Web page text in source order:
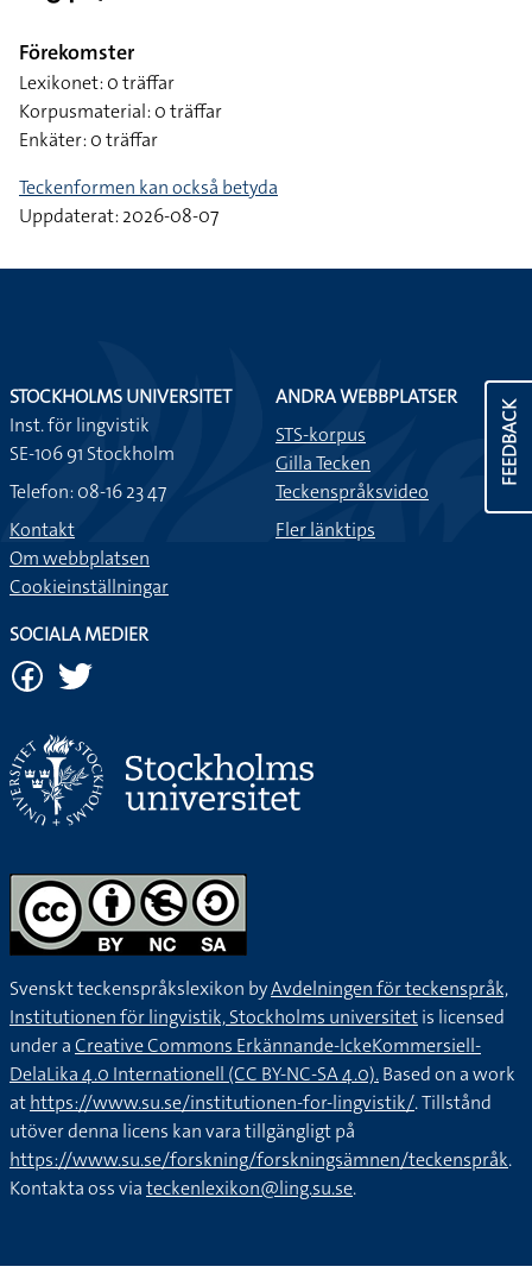
Förekomster
Lexikonet: 0 träffar
Korpusmaterial: 0 träffar
Enkäter: 0 träffar
Teckenformen kan också betyda
Uppdaterat: 2026-08-07
FEEDBACK
STOCKHOLMS UNIVERSITET
Inst. för lingvistik
SE-106 91 Stockholm
Telefon: 08-16 23 47
Kontakt
Om webbplatsen
Cookieinställningar
ANDRA WEBBPLATSER
STS-korpus
Gilla Tecken
Teckenspråksvideo
Fler länktips
SOCIALA MEDIER
Svenskt teckenspråkslexikon byAvdelningen för teckenspråk,
Institutionen för lingvistik, Stockholms universitetis licensed
under aCreative Commons Erkännande-IckeKommersiell-
DelaLika 4.0 Internationell (CC BY-NC-SA 4.0).Based on a work
athttps://www.su.se/institutionen-for-lingvistik/. Tillstånd
utöver denna licens kan vara tillgängligt på
https://www.su.se/forskning/forskningsämnen/teckenspråk.
Kontakta oss viateckenlexikon@ling.su.se.